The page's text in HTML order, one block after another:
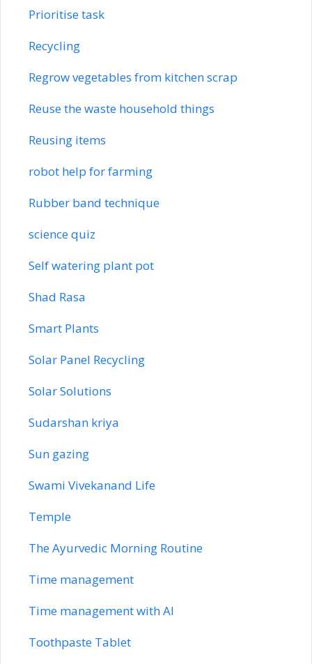
Prioritise task
Recycling
Regrow vegetables from kitchen scrap
Reuse the waste household things
Reusing items
robot help for farming
Rubber band technique
science quiz
Self watering plant pot
Shad Rasa
Smart Plants
Solar Panel Recycling
Solar Solutions
Sudarshan kriya
Sun gazing
Swami Vivekanand Life
Temple
The Ayurvedic Morning Routine
Time management
Time management with AI
Toothpaste Tablet